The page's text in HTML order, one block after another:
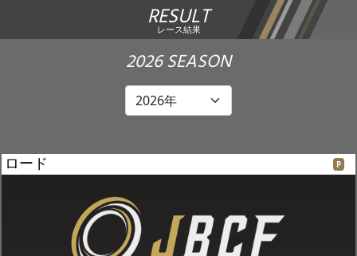
ランキング
レース結果
チーム・選手
エントリー
RESULT
レース結果
2026 SEASON
ロード P